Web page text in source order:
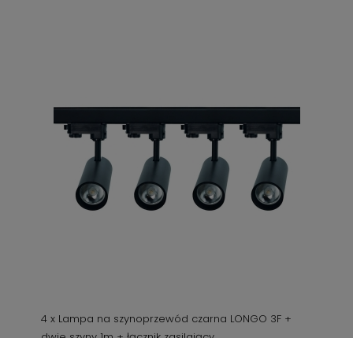
4 x Lampa na szynoprzewód czarna LONGO 3F +